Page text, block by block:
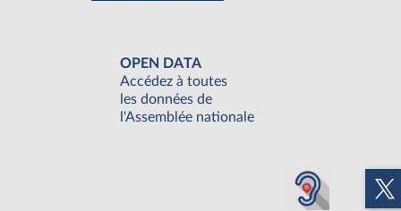
OPEN DATA
Accédez à toutes
les données de
l'Assemblée nationale